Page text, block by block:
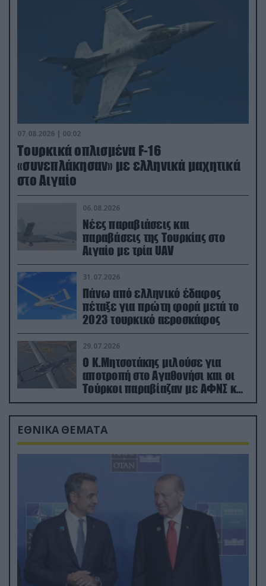
07.08.2026 | 00:02
Τουρκικά οπλισμένα F-16
«συνεπλάκησαν» με ελληνικά μαχητικά
στο Αιγαίο
06.08.2026
Νέες παραβιάσεις και
παραβάσεις της Τουρκίας στο
Αιγαίο με τρία UAV
31.07.2026
Πάνω από ελληνικό έδαφος
πέταξε για πρώτη φορά μετά το
2023 τουρκικό αεροσκάφος
29.07.2026
Ο Κ.Μητσοτάκης μιλούσε για
αποτροπή στο Αγαθονήσι και οι
Τούρκοι παραβίαζαν με ΑΦΝΣ και
drone
ΕΘΝΙΚΑ ΘΕΜΑΤΑ